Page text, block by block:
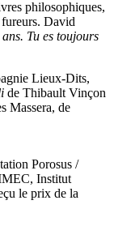
philosophiques,
fureurs. David
Tu es toujours
Lieux-Dits,
de Thibault Vinçon
Massera, de
Porosus /
Institut
le prix de la